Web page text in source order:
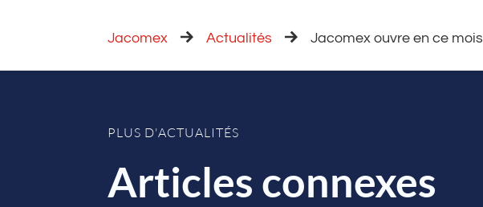
Jacomex Actualités Jacomex ouvre en ce
PLUS D'ACTUALITÉS
Articles connexes